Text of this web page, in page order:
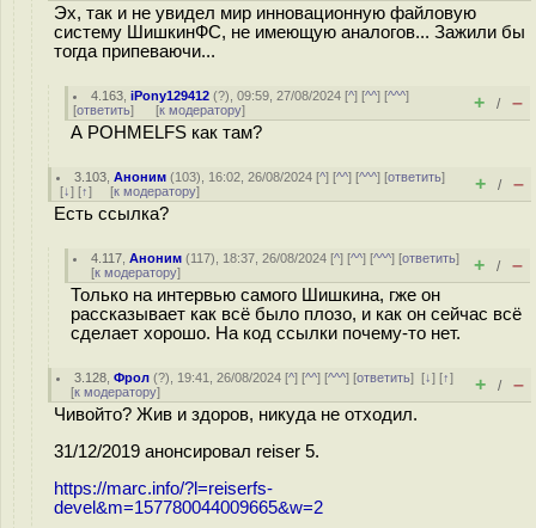
Эх, так и не увидел мир инновационную файловую
систему ШишкинФС, не имеющую аналогов... Зажили бы
тогда припеваючи...
4.163 ,iPony129412 (?), 09:59, 27/08/2024 [^] [^^] [^^^]
[ответить] [к модератору] + / –
А POHMELFS как там?
3.103 ,Аноним (103), 16:02, 26/08/2024 [^] [^^] [^^^] [ответить]
[↓] [↑] [к модератору] + / –
Есть ссылка?
4.117 ,Аноним (117), 18:37, 26/08/2024 [^] [^^] [^^^] [ответить]
[к модератору] + / –
Только на интервью самого Шишкина, гже он
рассказывает как всё было плозо, и как он сейчас всё
сделает хорошо. На код ссылки почему-то нет.
3.128 ,Фрол (?), 19:41, 26/08/2024 [^] [^^] [^^^] [ответить][↓] [↑]
[к модератору] + / –
Чивойто? Жив и здоров, никуда не отходил.
31/12/2019 анонсировал reiser 5.
https://marc.info/?l=reiserfs-
devel&m=157780044009665&w=2